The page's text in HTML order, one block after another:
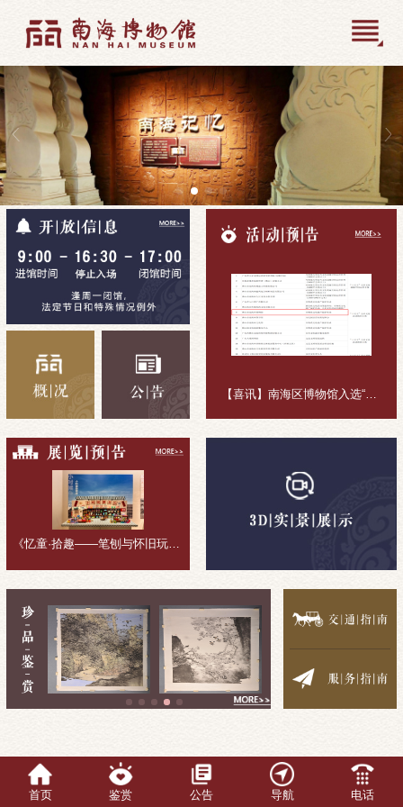
【喜讯】南海区博物馆入选“十五五”公共文化活动组织主体
《忆童·拾趣——笔刨与怀旧玩具收藏展》展览回顾
首页 鉴赏 公告 导航 电话